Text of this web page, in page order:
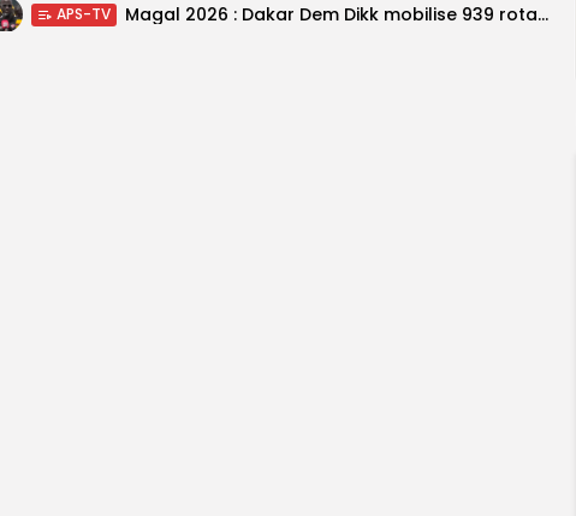
APS-TV Magal 2026 : Dakar Dem Dikk mobilise 939 rotations et transporte près...